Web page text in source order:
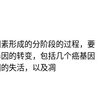
形成的分阶段的过程，要
的转变，包括几个癌基因
失活，以及凋